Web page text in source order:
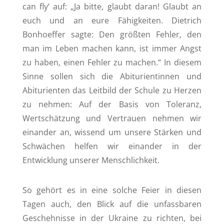
can fly‘ auf: „Ja bitte, glaubt daran! Glaubt an
euch und an eure Fähigkeiten. Dietrich
Bonhoeffer sagte: Den größten Fehler, den
man im Leben machen kann, ist immer Angst
zu haben, einen Fehler zu machen.“ In diesem
Sinne sollen sich die Abiturientinnen und
Abiturienten das Leitbild der Schule zu Herzen
zu nehmen: Auf der Basis von Toleranz,
Wertschätzung und Vertrauen nehmen wir
einander an, wissend um unsere Stärken und
Schwächen helfen wir einander in der
Entwicklung unserer Menschlichkeit.
So gehört es in eine solche Feier in diesen
Tagen auch, den Blick auf die unfassbaren
Geschehnisse in der Ukraine zu richten, bei